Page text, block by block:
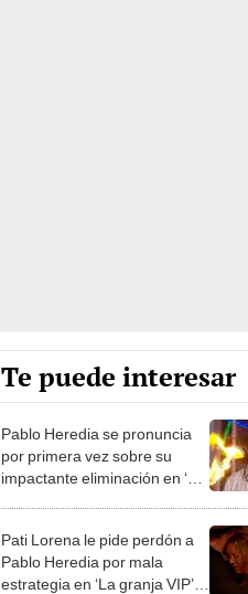
Te puede interesar
Pablo Heredia se pronuncia
por primera vez sobre su
impactante eliminación en ‘La
Pati Lorena le pide perdón a
Pablo Heredia por mala
estrategia en ‘La granja VIP’ y